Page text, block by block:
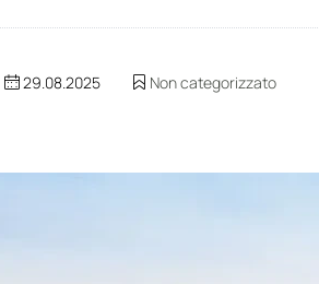
29.08.2025 Non categorizzato